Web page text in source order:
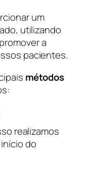
um
utilizando
a
pacientes.
métodos
realizamos
do